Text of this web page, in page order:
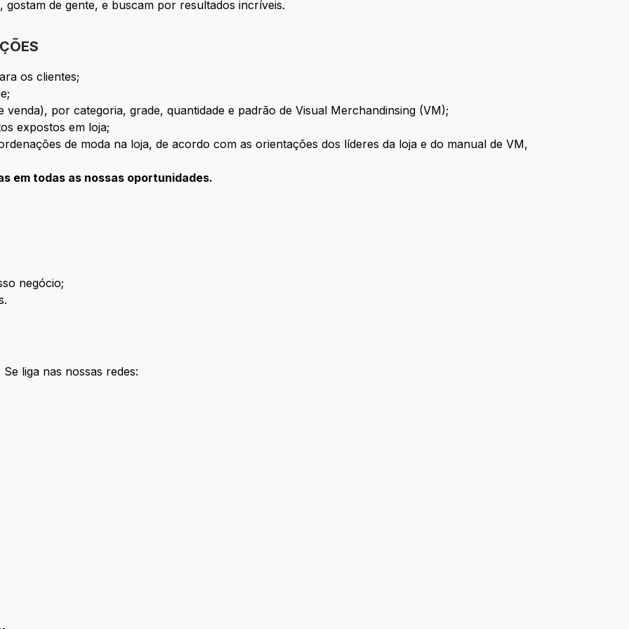
de gente, e buscam por resultados incríveis.
os clientes;
por categoria, grade, quantidade e padrão de Visual Merchandinsing (VM);
expostos em loja;
de moda na loja,de acordo com as orientações dos líderes da loja e do manual de VM,
em todas as nossas oportunidades.
negócio;
liga nas nossas redes: